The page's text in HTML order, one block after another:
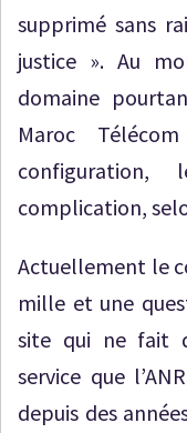
supprimé sans
justice ». Au
domaine
Maroc
configuration,
complication,
Actuellement le
mille et une
site qui ne fait
service que
depuis des